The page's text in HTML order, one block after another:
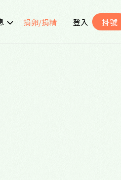
捐卵/捐精 登入 掛號